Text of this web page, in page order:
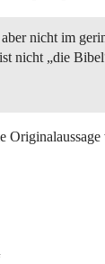
nicht im
nicht „die